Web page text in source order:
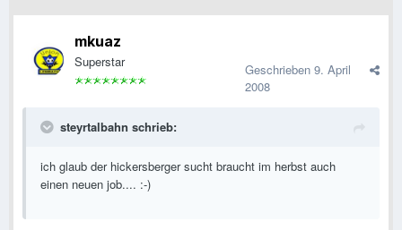
mkuaz
Superstar Geschrieben 9. April
2008
steyrtalbahn schrieb:
ich glaub der hickersberger sucht braucht im herbst auch
einen neuen job.... :-)